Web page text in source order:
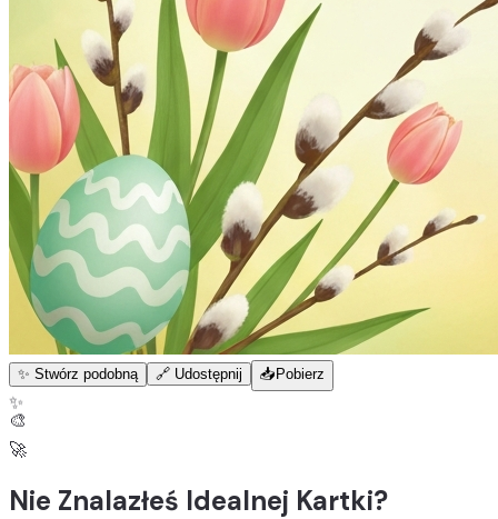
✨ Stwórz podobną 🔗 Udostępnij 📥 Pobierz
✨
🎨
🚀
Nie Znalazłeś Idealnej Kartki?